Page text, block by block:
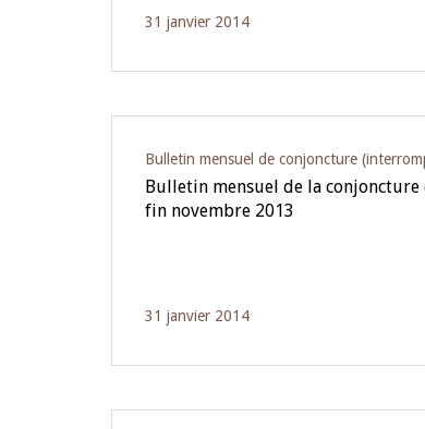
31 janvier 2014
Bulletin mensuel de conjoncture
Bulletin mensuel de la conjoncture
fin novembre 2013
31 janvier 2014